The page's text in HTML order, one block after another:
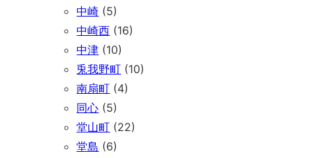
中崎 (5)
中崎西 (16)
中津 (10)
兎我野町 (10)
南扇町 (4)
同心 (5)
堂山町 (22)
堂島 (6)